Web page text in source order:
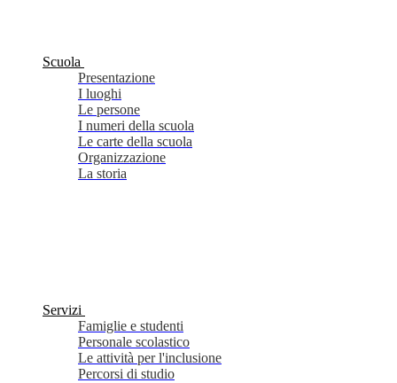
Scuola
Presentazione
I luoghi
Le persone
I numeri della scuola
Le carte della scuola
Organizzazione
La storia
Servizi
Famiglie e studenti
Personale scolastico
Le attività per l'inclusione
Percorsi di studio